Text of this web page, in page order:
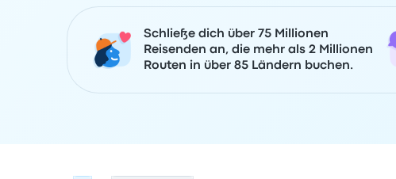
Schließe dich über 75 Millionen
Reisenden an, die mehr als 2 Millionen
Routen in über 85 Ländern buchen.